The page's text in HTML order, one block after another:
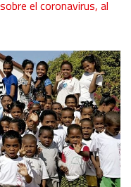
el coronavirus, al